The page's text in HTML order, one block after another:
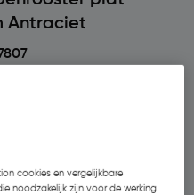
Antraciet
cookies en vergelijkbare
noodzakelijk zijn voor de werking